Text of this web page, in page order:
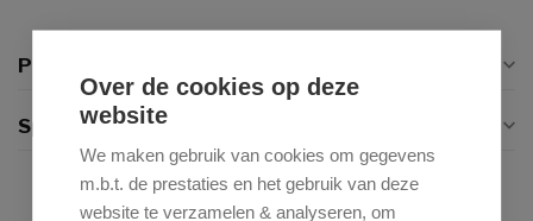
Over de cookies op deze
website
We maken gebruik van cookies om gegevens
m.b.t. de prestaties en het gebruik van deze
website te verzamelen & analyseren, om
Productomschrijving
Specificaties